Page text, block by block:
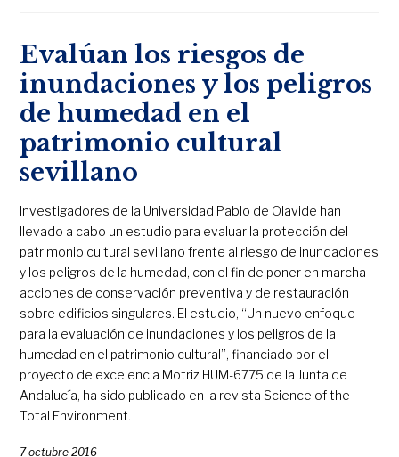
Evalúan los riesgos de
inundaciones y los peligros
de humedad en el
patrimonio cultural
sevillano
Investigadores de la Universidad Pablo de Olavide han
llevado a cabo un estudio para evaluar la protección del
patrimonio cultural sevillano frente al riesgo de inundaciones
y los peligros de la humedad, con el fin de poner en marcha
acciones de conservación preventiva y de restauración
sobre edificios singulares. El estudio, “Un nuevo enfoque
para la evaluación de inundaciones y los peligros de la
humedad en el patrimonio cultural”, financiado por el
proyecto de excelencia Motriz HUM-6775 de la Junta de
Andalucía, ha sido publicado en la revista Science of the
Total Environment.
7 octubre 2016